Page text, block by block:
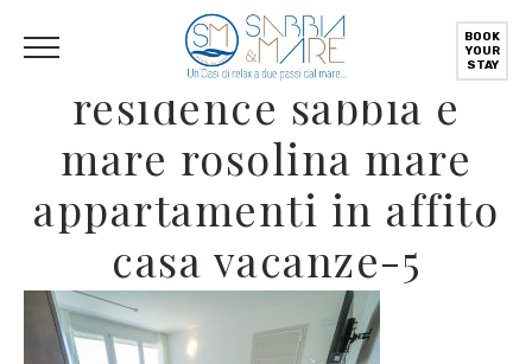
BOOK
YOUR
STAY
residence sabbia e
mare rosolina mare
appartamenti in affito
casa vacanze-5
) Deutsch Italienisch)